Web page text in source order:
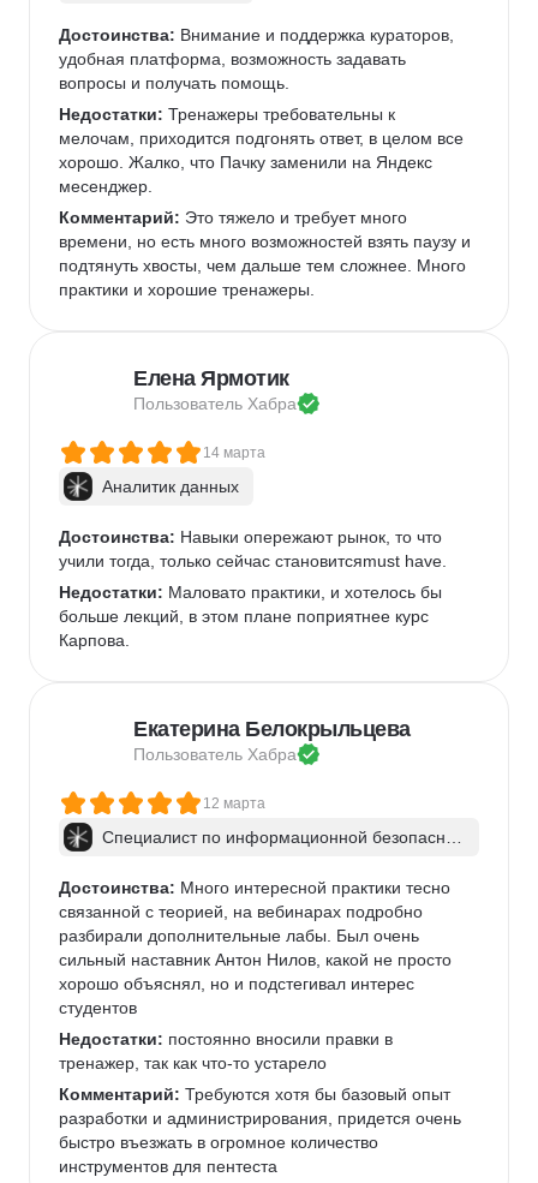
Достоинства: Внимание и поддержка кураторов,
удобная платформа, возможность задавать
вопросы и получать помощь.
Недостатки: Тренажеры требовательны к
мелочам, приходится подгонять ответ, в целом все
хорошо. Жалко, что Пачку заменили на Яндекс
месенджер.
Комментарий: Это тяжело и требует много
времени, но есть много возможностей взять паузу и
подтянуть хвосты, чем дальше тем сложнее. Много
практики и хорошие тренажеры.
Елена Ярмотик
Пользователь Хабра
14 марта
Аналитик данных
Достоинства: Навыки опережают рынок, то что
учили тогда, только сейчас становитсяmust have.
Недостатки: Маловато практики, и хотелось бы
больше лекций, в этом плане поприятнее курс
Карпова.
Екатерина Белокрыльцева
Пользователь Хабра
12 марта
Специалист по информационной безопаснос
Достоинства: Много интересной практики тесно
связанной с теорией, на вебинарах подробно
разбирали дополнительные лабы. Был очень
сильный наставник Антон Нилов, какой не просто
хорошо объяснял, но и подстегивал интерес
студентов
Недостатки: постоянно вносили правки в
тренажер, так как что-то устарело
Комментарий: Требуются хотя бы базовый опыт
разработки и администрирования, придется очень
быстро въезжать в огромное количество
инструментов для пентеста